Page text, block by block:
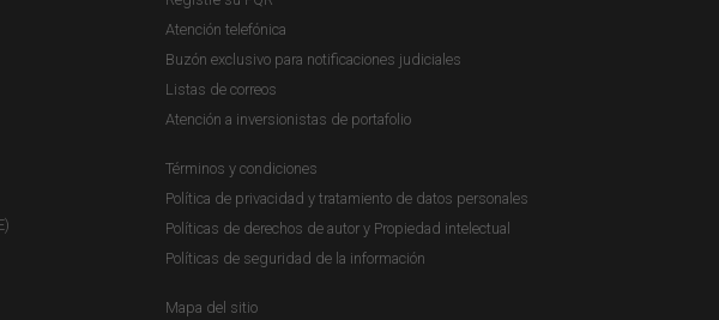
Atención telefónica
Buzón exclusivo para notificaciones judiciales
Listas de correos
Atención a inversionistas de portafolio
Términos y condiciones
Política de privacidad y tratamiento de datos personales
Políticas de derechos de autor y Propiedad intelectual
Políticas de seguridad de la información
Mapa del sitio